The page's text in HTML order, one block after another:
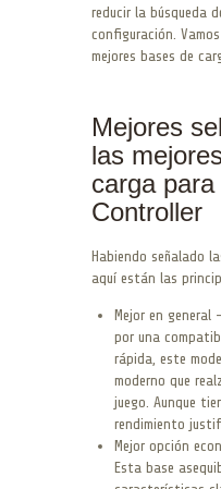
reducir la búsqueda
configuración.
mejores bases de
Mejores
las
carga
Controller
Habiendo señalado
aquí están las
Mejor en general
por una
rápida, este
moderno que
juego. Aunque
rendimiento
Mejor opción
Esta base